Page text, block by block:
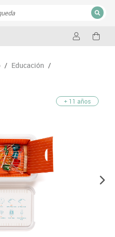
CERRAR
/ Educación /
+ 11 años